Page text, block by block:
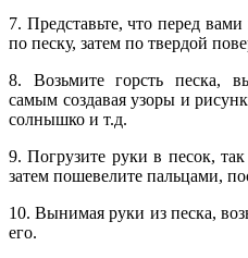
7. Представьте, что перед
по песку, затем по твердой
8. Возьмите горсть песка,
самым создавая узоры и
солнышко и т.д.
9. Погрузите руки в песок,
затем пошевелите пальцами,
10. Вынимая руки из песка,
его.